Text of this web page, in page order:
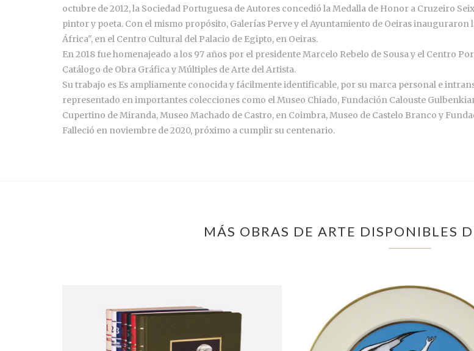
octubre de 2012, la Sociedad Portuguesa de Autores concedió la Medalla de Honor a Cruzeiro
pintor y poeta. Con el mismo propósito, Galerías Perve y el Ayuntamiento de Oeiras
África", en el Centro Cultural del Palacio de Egipto, en Oeiras.
En 2018 fue homenajeado a los 97 años por el presidente Marcelo Rebelo de Sousa y el Centro
Catálogo de Obra Gráfica y Múltiples de Arte del Artista.
Su trabajo es Es ampliamente conocida y fácilmente identificable, por su marca personal e
representado en importantes colecciones como el Museo Chiado, Fundación Calouste
Cupertino de Miranda, Museo Machado de Castro, en Coimbra, Museo de Castelo Branco y
Falleció en noviembre de 2020, próximo a cumplir su centenario.
MÁS OBRAS DE ARTE DISPONIBLES